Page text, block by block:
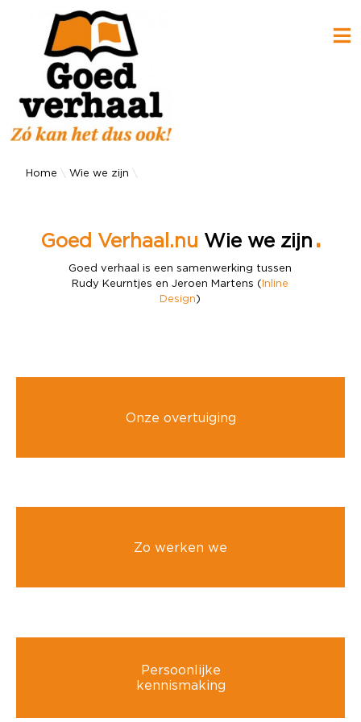
Home Wie we zijn
Goed Verhaal.nu Wie we zijn .
Goed verhaal is een samenwerking tussen
Rudy Keurntjes en Jeroen Martens (Inline
Design)
Onze overtuiging
Zo werken we
Persoonlijke
kennismaking